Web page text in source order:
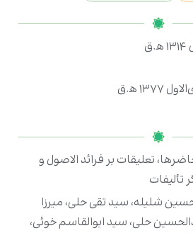
تعلیقات بر فرائد الاصول و
تألیفات
شلیله، سید تقی حلی، میرزا
حلی، سید ابوالقاسم خوئی،